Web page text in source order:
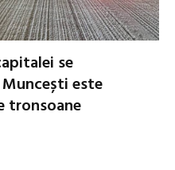
se
este
tronsoane